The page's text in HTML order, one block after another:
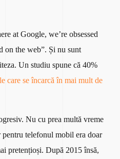
at Google, we’re obsessed
on the web”. Și nu sunt
Un studiu spune că 40%
care se încarcă în mai mult de
Nu cu prea multă vreme
telefonul mobil era doar
pretențioși. După 2015 însă,